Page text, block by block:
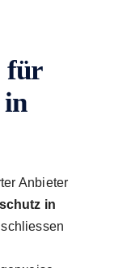
für
in
Anbieter
in